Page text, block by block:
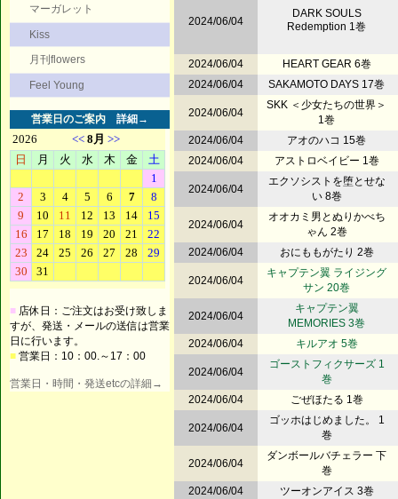
マーガレット
Kiss
月刊flowers
Feel Young
営業日のご案内 詳細→
■ 店休日：ご注文はお受け致しま
すが、発送・メールの送信は営業
日に行います。
■ 営業日：10：00.～17：00
営業日・時間・発送etcの詳細→
2024/06/04
DARK SOULS
Redemption 1巻
2024/06/04
HEART GEAR 6巻
2024/06/04
SAKAMOTO DAYS 17巻
2024/06/04
SKK ＜少女たちの世界＞
1巻
2024/06/04
アオのハコ 15巻
2024/06/04
アストロベイビー 1巻
2024/06/04
エクソシストを堕とせな
い 8巻
2024/06/04
オオカミ男とぬりかべち
ゃん 2巻
2024/06/04
おにももがたり 2巻
2024/06/04
キャプテン翼 ライジング
サン 20巻
2024/06/04
キャプテン翼
MEMORIES 3巻
2024/06/04
キルアオ 5巻
2024/06/04
ゴーストフィクサーズ 1
巻
2024/06/04
ごぜほたる 1巻
2024/06/04
ゴッホはじめました。 1
巻
2024/06/04
ダンボールバチェラー 下
巻
2024/06/04
ツーオンアイス 3巻